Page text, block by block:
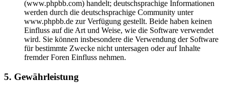
(www.phpbb.com) handelt; deutschsprachige Informationen
werden durch die deutschsprachige Community unter
www.phpbb.de zur Verfügung gestellt. Beide haben keinen
Einfluss auf die Art und Weise, wie die Software verwendet
wird. Sie können insbesondere die Verwendung der Software
für bestimmte Zwecke nicht untersagen oder auf Inhalte
fremder Foren Einfluss nehmen.
5. Gewährleistung